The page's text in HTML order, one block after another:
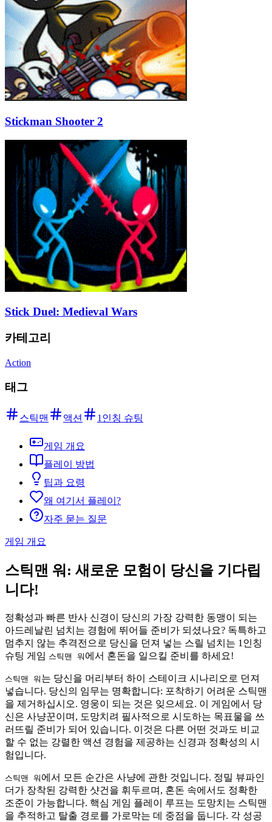
Stickman Shooter 2
Stick Duel: Medieval Wars
카테고리
Action
태그
스틱맨 액션 1인칭 슈팅
게임 개요
플레이 방법
팁과 요령
왜 여기서 플레이?
자주 묻는 질문
게임 개요
스틱맨 워: 새로운 모험이 당신을 기다립
니다!
정확성과 빠른 반사 신경이 당신의 가장 강력한 동맹이 되는
아드레날린 넘치는 경험에 뛰어들 준비가 되셨나요? 독특하고
멈추지 않는 추격전으로 당신을 던져 넣는 스릴 넘치는 1인칭
슈팅 게임 스틱맨 워 에서 혼돈을 일으킬 준비를 하세요!
스틱맨 워 는 당신을 머리부터 하이 스테이크 시나리오로 던져
넣습니다. 당신의 임무는 명확합니다: 포착하기 어려운 스틱맨
을 제거하십시오. 영웅이 되는 것은 잊으세요. 이 게임에서 당
신은 사냥꾼이며, 도망치려 필사적으로 시도하는 목표물을 쓰
러뜨릴 준비가 되어 있습니다. 이것은 다른 어떤 것과도 비교
할 수 없는 강렬한 액션 경험을 제공하는 신경과 정확성의 시
험입니다.
스틱맨 워 에서 모든 순간은 사냥에 관한 것입니다. 정밀 뷰파인
더가 장착된 강력한 샷건을 휘두르며, 혼돈 속에서도 정확한
조준이 가능합니다. 핵심 게임 플레이 루프는 도망치는 스틱맨
을 추적하고 탈출 경로를 가로막는 데 중점을 둡니다. 각 성공